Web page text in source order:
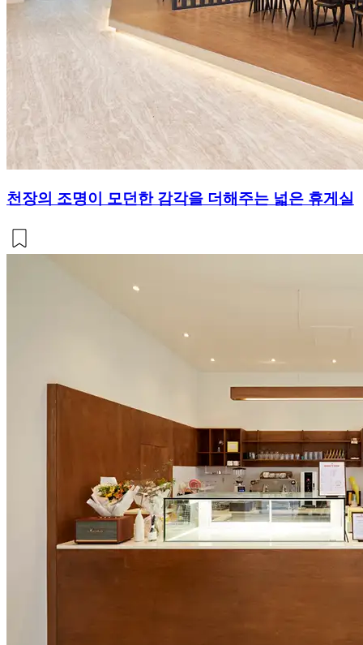
천장의 조명이 모던한 감각을 더해주는 넓은 휴게실